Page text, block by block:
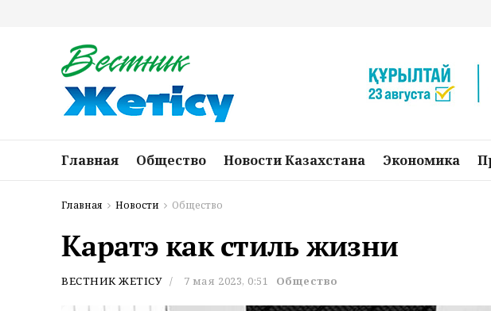
Главная Общество Новости Казахстана Экономика
Главная Новости Общество
Каратэ как стиль жизни
ВЕСТНИК ЖЕТІСУ 7 мая 2023, 0:51 Общество